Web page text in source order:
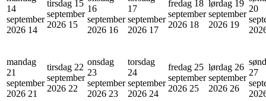
14
september
2026 14
tirsdag 15
september
2026 15
16
september
2026 16
17
september
2026 17
fredag 18
september
2026 18
lørdag 19
september
2026 19
20
mandag
21
september
2026 21
tirsdag 22
september
2026 22
onsdag
23
september
2026 23
torsdag
24
september
2026 24
fredag 25
september
2026 25
lørdag 26
september
2026 26
27